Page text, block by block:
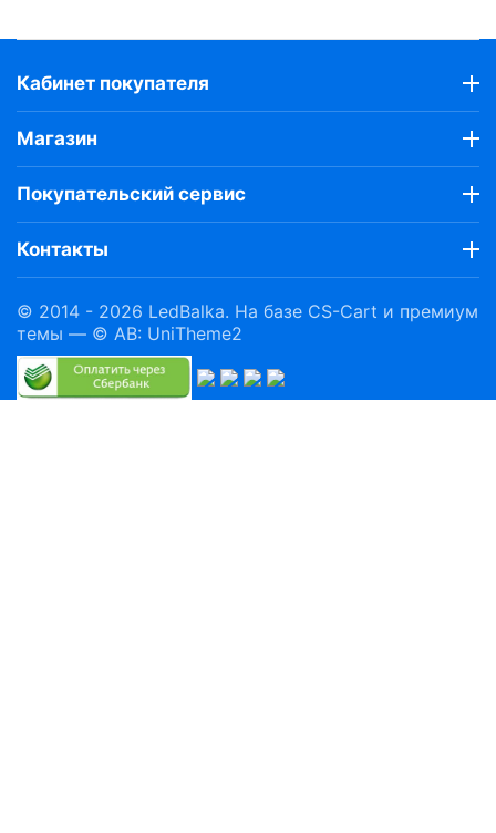
Кабинет покупателя
Магазин
Покупательский сервис
Контакты
© 2014 - 2026 LedBalka. На базе CS-Cart и премиум
темы — © AB: UniTheme2